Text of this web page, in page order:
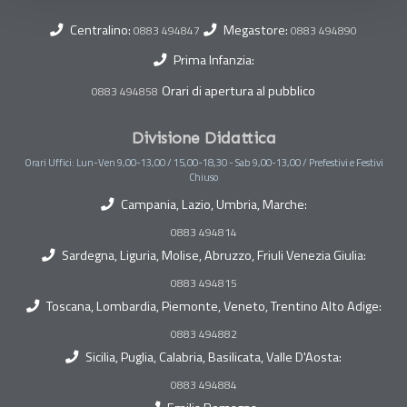
Centralino: 0883 494847 Megastore: 0883 494890
Prima Infanzia:
0883 494858 Orari di apertura al pubblico
Divisione Didattica
Orari Uffici: Lun-Ven 9,00-13,00 / 15,00-18,30 - Sab 9,00-13,00 / Prefestivi e Festivi
Chiuso
Campania, Lazio, Umbria, Marche:
0883 494814
Sardegna, Liguria, Molise, Abruzzo, Friuli Venezia Giulia:
0883 494815
Toscana, Lombardia, Piemonte, Veneto, Trentino Alto Adige:
0883 494882
Sicilia, Puglia, Calabria, Basilicata, Valle D'Aosta:
0883 494884